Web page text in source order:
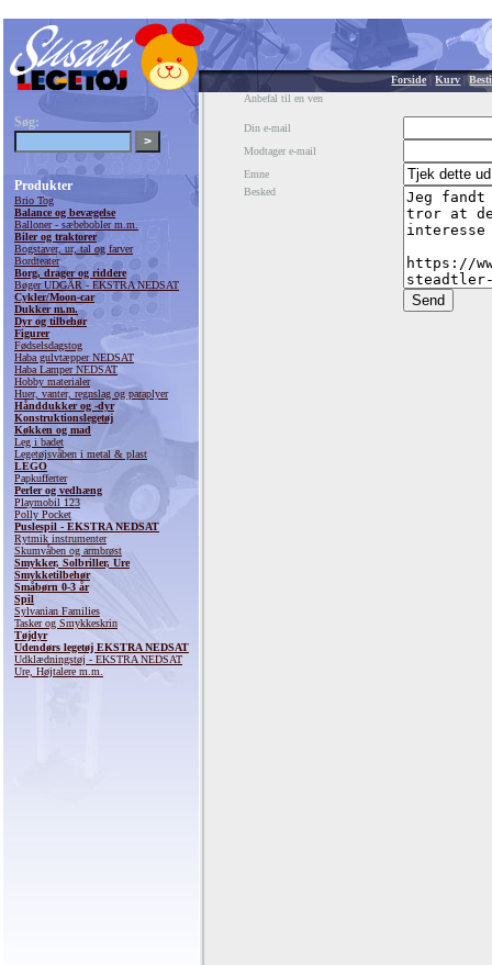
Forside|Kurv |
Søg:
Produkter
Brio Tog
Balance og bevægelse
Balloner - sæbebobler m.m.
Biler og traktorer
Bogstaver, ur, tal og farver
Bordteater
Borg, drager og riddere
Bøger UDGÅR - EKSTRA NEDSAT
Cykler/Moon-car
Dukker m.m.
Dyr og tilbehør
Figurer
Fødselsdagstog
Haba gulvtæpper NEDSAT
Haba Lamper NEDSAT
Hobby materialer
Huer, vanter, regnslag og paraplyer
Hånddukker og -dyr
Konstruktionslegetøj
Køkken og mad
Leg i badet
Legetøjsvåben i metal & plast
LEGO
Papkufferter
Perler og vedhæng
Playmobil 123
Polly Pocket
Puslespil - EKSTRA NEDSAT
Rytmik instrumenter
Skumvåben og armbrøst
Smykker, Solbriller, Ure
Smykketilbehør
Småbørn 0-3 år
Spil
Sylvanian Families
Tasker og Smykkeskrin
Tøjdyr
Udendørs legetøj EKSTRA NEDSAT
Udklædningstøj - EKSTRA NEDSAT
Ure, Højtalere m.m.
Anbefal til en ven
Din e-mail
Modtager e-mail
Emne
Besked